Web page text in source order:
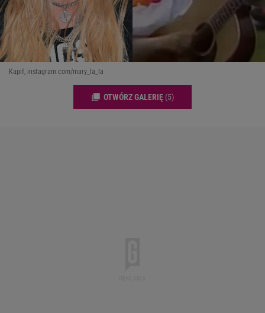
Kapif, instagram.com/mary_la_la
OTWÓRZ GALERIĘ (5)